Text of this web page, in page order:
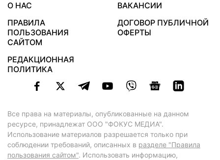
О НАС
ВАКАНСИИ
ПРАВИЛА
ПОЛЬЗОВАНИЯ
САЙТОМ
ДОГОВОР ПУБЛИЧНОЙ
ОФЕРТЫ
РЕДАКЦИОННАЯ
ПОЛИТИКА
Все права на материалы, опубликованные на данном
ресурсе, принадлежат ООО "ФОКУС МЕДИА".
Использование материалов разрешается только при
соблюдении требований, описанных в разделе "Правила
пользования сайтом". Использовать информацию,